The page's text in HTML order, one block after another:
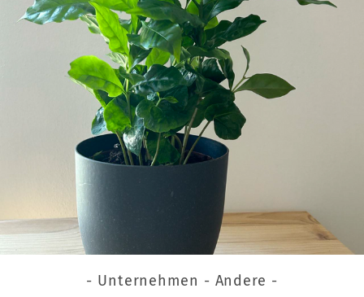
- Unternehmen - Andere -